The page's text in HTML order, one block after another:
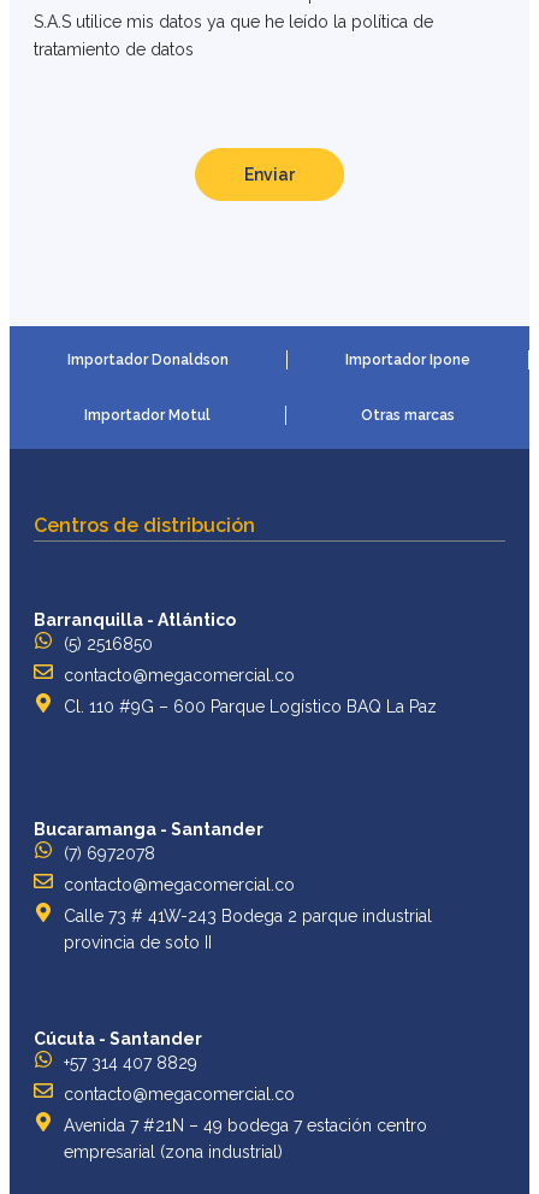
S.A.S utilice mis datos ya que he leído la política de
tratamiento de datos
Enviar
Importador Donaldson Importador Ipone
Importador Motul Otras marcas
Centros de distribución
Barranquilla - Atlántico
(5) 2516850
contacto@megacomercial.co
Cl. 110 #9G – 600 Parque Logístico BAQ La Paz
Bucaramanga - Santander
(7) 6972078
contacto@megacomercial.co
Calle 73 # 41W-243 Bodega 2 parque industrial
provincia de soto II
Cúcuta - Santander
+57 314 407 8829
contacto@megacomercial.co
Avenida 7 #21N – 49 bodega 7 estación centro
empresarial (zona industrial)